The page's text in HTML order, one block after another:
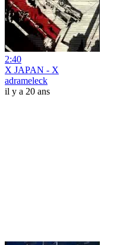
2:40
X JAPAN - X
adrameleck
il y a 20 ans